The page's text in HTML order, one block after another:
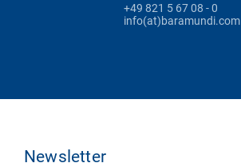
+49 821 5 67 08 - 0
info(at)baramundi.com
Newsletter